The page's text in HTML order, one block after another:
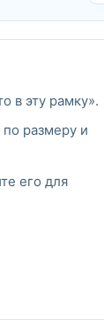
в эту рамку».
размеру и
его для